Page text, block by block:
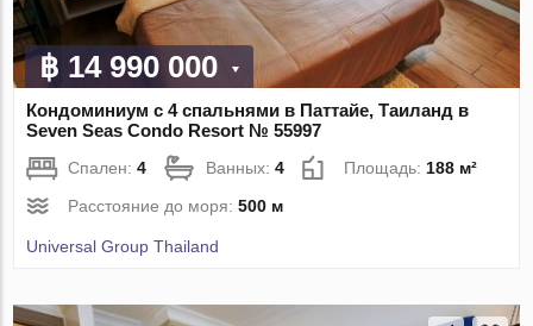
฿ 14 990 000
Кондоминиум с 4 спальнями в Паттайе, Таиланд в
Seven Seas Condo Resort № 55997
Спален:4 Ванных:4 Площадь: 188 м²
Расстояние до моря:500 м
Universal Group Thailand